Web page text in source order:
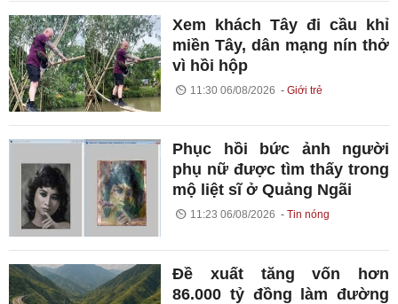
Xem khách Tây đi cầu khỉ
miền Tây, dân mạng nín thở
vì hồi hộp
11:30 06/08/2026 Giới trẻ
Phục hồi bức ảnh người
phụ nữ được tìm thấy trong
mộ liệt sĩ ở Quảng Ngãi
11:23 06/08/2026 Tin nóng
Đề xuất tăng vốn hơn
86.000 tỷ đồng làm đường